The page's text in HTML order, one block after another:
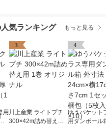
気ランキング もっと見る
用
3
川上産業 ライトプチ
300×42m詰め替え用
4
ゆうパケット
用ダンボール